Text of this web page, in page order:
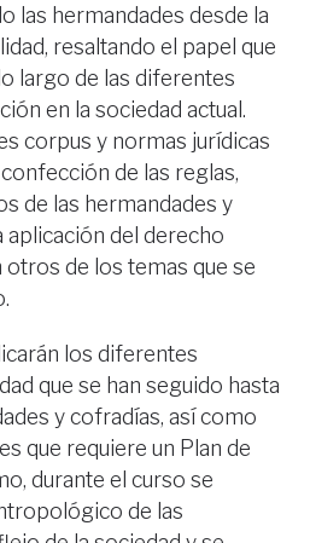
las hermandades desde la
resaltando el papel que
largo de las diferentes
en la sociedad actual.
corpus y normas jurídicas
de las reglas,
de las hermandades y
aplicación del derecho
otros de los temas que se
los diferentes
que se han seguido hasta
y cofradías, así como
que requiere un Plan de
durante el curso se
de las